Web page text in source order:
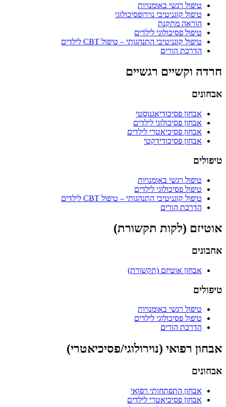
טיפול רגשי באומנויות
טיפול קוגניטיבי נוירופסיכולוגי
הוראה מתקנת
טיפול פסיכולוגי לילדים
טיפול קוגניטיבי התנהגותי – טיפול CBT לילדים
הדרכת הורים
חרדה וקשיים רגשיים
אבחונים
אבחון פסיכודיאגנוסטי
אבחון פסיכולוגי לילדים
אבחון פסיכיאטרי לילדים
אבחון פסיכודידקטי
טיפולים
טיפול רגשי באומנויות
טיפול פסיכולוגי לילדים
טיפול קוגניטיבי התנהגותי – טיפול CBT לילדים
הדרכת הורים
אוטיזם (לקות תקשורת)
אחבונים
אבחון אוטיזם (תקשורת)
טיפולים
טיפול רגשי באומנויות
טיפול פסיכולוגי לילדים
הדרכת הורים
אבחון רפואי (נוירולוגי/פסיכיאטרי)
אבחונים
אבחון התפתחותי רפואי
אבחון פסיכיאטרי לילדים